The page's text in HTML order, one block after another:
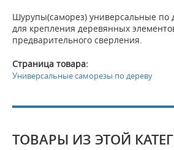
Шурупы(саморез) универсальные по
для крепления деревянных
предварительного сверления.
Страница товара:
Универсальные саморезы по дереву
ТОВАРЫ ИЗ ЭТОЙ